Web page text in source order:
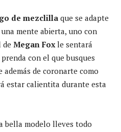
de mezclilla que se adapte
mente abierta, uno con
de Megan Fox le sentará
con el que busques
además de coronarte como
estar calientita durante esta
bella modelo lleves todo